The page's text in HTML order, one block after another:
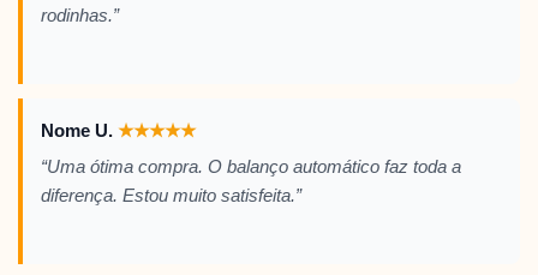
rodinhas.”
Nome U. ★★★★★
“Uma ótima compra. O balanço automático faz toda a
diferença. Estou muito satisfeita.”